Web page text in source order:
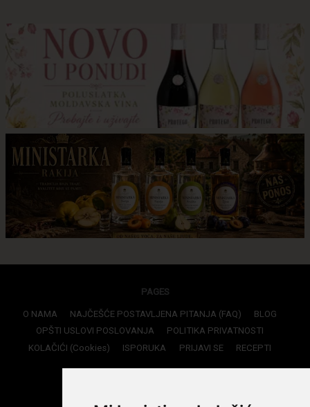
PAGES
O NAMA NAJČEŠĆE POSTAVLJENA PITANJA (FAQ)
BLOG
OPŠTI USLOVI POSLOVANJA
POLITIKA PRIVATNOSTI
KOLAČIĆI (Cookies)
ISPORUKA PRIJAVI SE RECEPTI